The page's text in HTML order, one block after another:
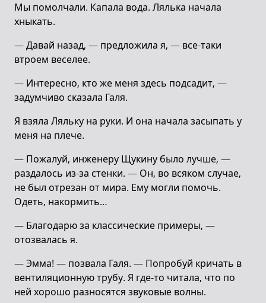
Мы помолчали. Капала вода. Лялька начала
хныкать.
— Давай назад, — предложила я, — все-таки
втроем веселее.
— Интересно, кто же меня здесь подсадит, —
задумчиво сказала Галя.
Я взяла Ляльку на руки. И она начала засыпать у
меня на плече.
— Пожалуй, инженеру Щукину было лучше, —
раздалось из-за стенки. — Он, во всяком случае,
не был отрезан от мира. Ему могли помочь.
Одеть, накормить…
— Благодарю за классические примеры, —
отозвалась я.
— Эмма! — позвала Галя. — Попробуй кричать в
вентиляционную трубу. Я где-то читала, что по
ней хорошо разносятся звуковые волны.